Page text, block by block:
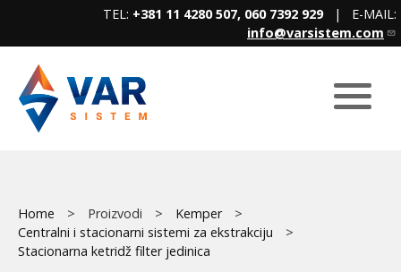
content
TEL: +381 11 4280 507, 060 7392 929| E-MAIL:
info@varsistem.com
Main
menu
Breadcrumb
Home Proizvodi
Kemper
Centralni i stacionarni sistemi za ekstrakciju
Stacionarna ketridž filter jedinica